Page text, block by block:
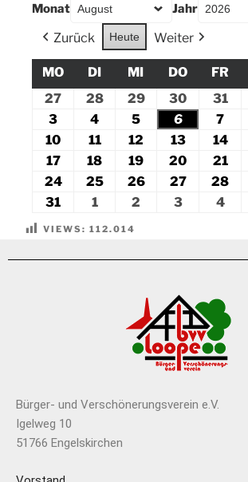
Monat Jahr
Zurück Heute Weiter
MO DI MI DO FR
27
28 29 30 31
3
4 5 6 7
10
11 12 13 14
17
18 19 20 21
24
25 26 27 28
31
1 2 3 4
VIEWS: 112.014
Bürger- und Verschönerungsverein e.V.
Igelweg 10
51766 Engelskirchen